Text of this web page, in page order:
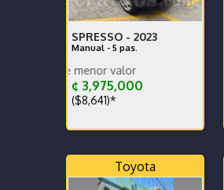
SPRESSO - 2023
Manual - 5 pas.
Se
¢ 3,975,000
($8,641)*
Record Agencia excelente
Toyota